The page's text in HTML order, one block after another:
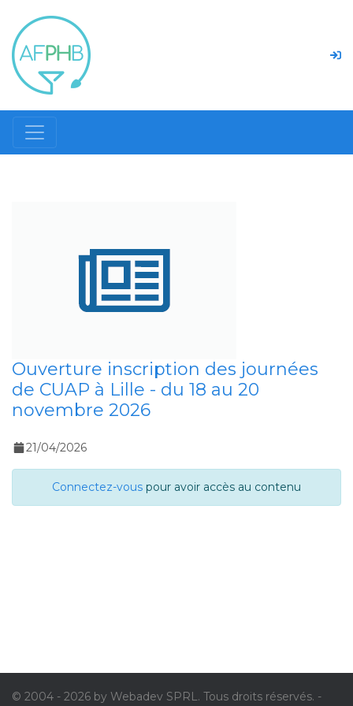
Ouverture inscription des journées
de CUAP à Lille - du 18 au 20
novembre 2026
21/04/2026
Connectez-vous pour avoir accès au contenu
© 2004 - 2026 by Webadev SPRL. Tous droits réservés. -